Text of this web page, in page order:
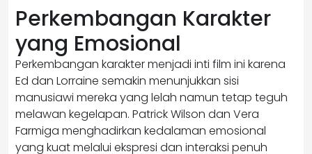
Perkembangan Karakter
yang Emosional
Perkembangan karakter menjadi inti film ini karena
Ed dan Lorraine semakin menunjukkan sisi
manusiawi mereka yang lelah namun tetap teguh
melawan kegelapan. Patrick Wilson dan Vera
Farmiga menghadirkan kedalaman emosional
yang kuat melalui ekspresi dan interaksi penuh